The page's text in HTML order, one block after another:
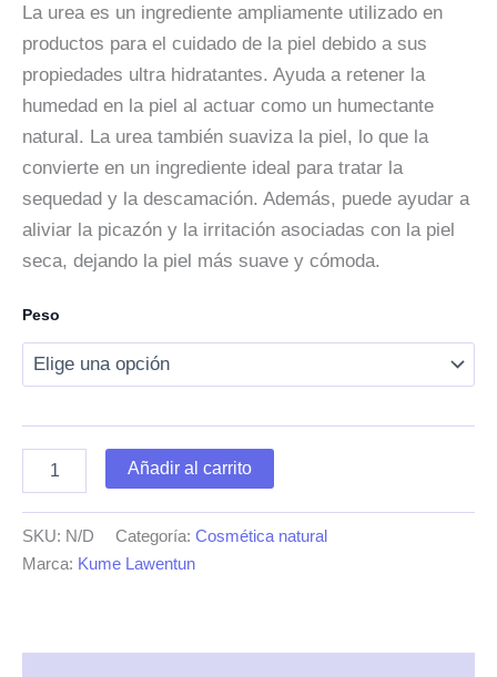
La urea es un ingrediente ampliamente utilizado en
productos para el cuidado de la piel debido a sus
propiedades ultra hidratantes. Ayuda a retener la
humedad en la piel al actuar como un humectante
natural. La urea también suaviza la piel, lo que la
convierte en un ingrediente ideal para tratar la
sequedad y la descamación. Además, puede ayudar a
aliviar la picazón y la irritación asociadas con la piel
seca, dejando la piel más suave y cómoda.
Peso
Crema
para
resecas
cantidad
Añadir al carrito
SKU: N/D Categoría: Cosmética natural
Marca: Kume Lawentun